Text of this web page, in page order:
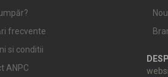
frecvente
si conditii
ANPC